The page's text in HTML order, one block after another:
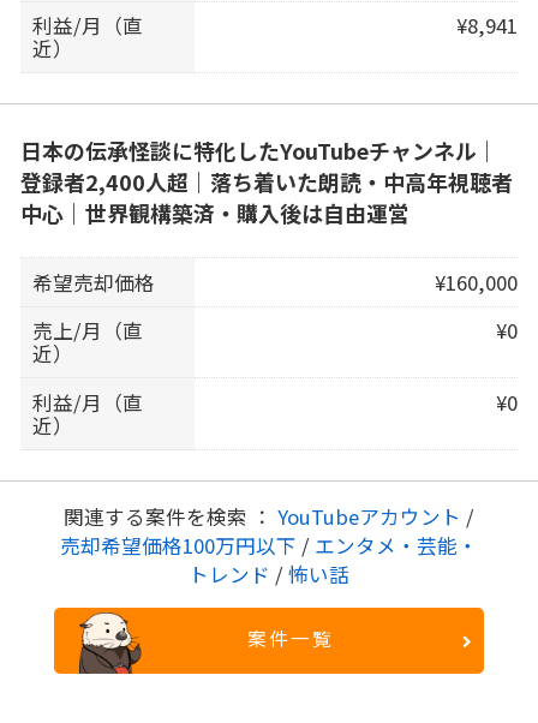
利益/月（直
近）
¥8,941
日本の伝承怪談に特化したYouTubeチャンネル｜
登録者2,400人超｜落ち着いた朗読・中高年視聴者
中心｜世界観構築済・購入後は自由運営
希望売却価格
¥160,000
売上/月（直
近）
¥0
利益/月（直
近）
¥0
関連する案件を検索 ： YouTubeアカウント /
売却希望価格100万円以下 / エンタメ・芸能・
トレンド / 怖い話
案件一覧